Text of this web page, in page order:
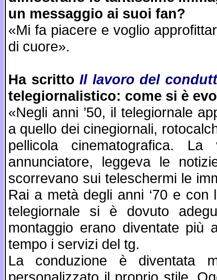
un messaggio ai suoi fan?
«Mi fa piacere e voglio
di cuore».
Ha scrittoIl lavoro del
telegiornalistico: come si è
«Negli anni ’50, il telegiornale
a quello dei cinegiornali,
pellicola cinematografica.
annunciatore, leggeva le
scorrevano sui teleschermi le
Rai a metà degli anni ‘70 e
telegiornale si è dovuto
montaggio erano diventate più
tempo i servizi del tg.
La conduzione è diventata